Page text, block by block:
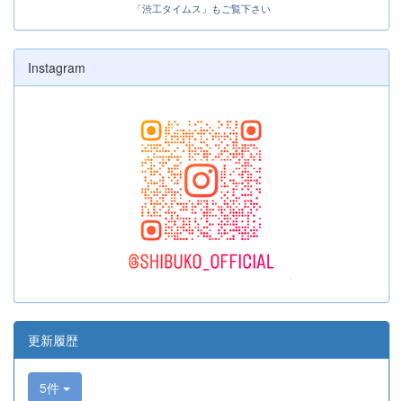
「渋工タイムス」もご覧下さい
Instagram
更新履歴
5件